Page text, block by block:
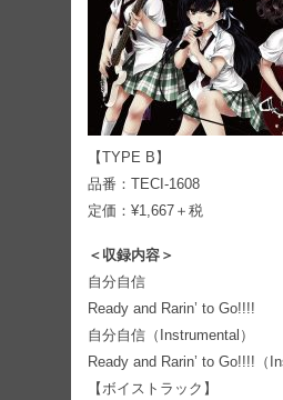
【TYPE B】
品番：TECI-1608
定価：¥1,667＋税
＜収録内容＞
自分自信
Ready and Rarin’ to Go!!!!
自分自信（Instrumental）
Ready and Rarin’ to Go!!!!（
【ボイストラック】